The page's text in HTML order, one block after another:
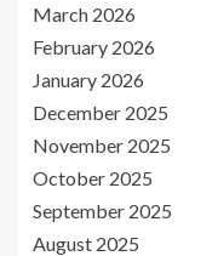
March 2026
February 2026
January 2026
December 2025
November 2025
October 2025
September 2025
August 2025